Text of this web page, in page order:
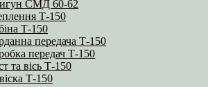
СМД 60-62
Т-150
Т-150
передача Т-150
передач Т-150
та вісь Т-150
Т-150